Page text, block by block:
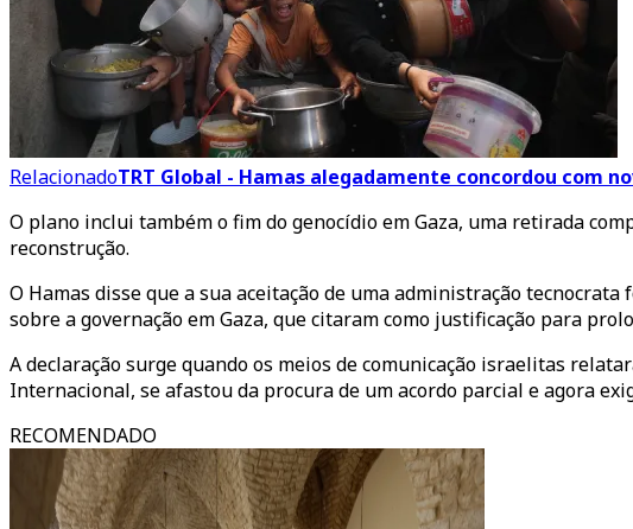
RelacionadoTRT Global - Hamas alegadamente concordou com
O plano inclui também o fim do genocídio em Gaza, uma retirada
reconstrução.
O Hamas disse que a sua aceitação de uma administração
sobre a governação em Gaza, que citaram como justificação para
A declaração surge quando os meios de comunicação israelitas
Internacional, se afastou da procura de um acordo parcial e agora
RECOMENDADO